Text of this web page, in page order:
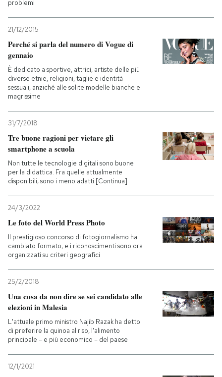
problemi
21/12/2015
Perché si parla del numero di Vogue di
gennaio
È dedicato a sportive, attrici, artiste delle più
diverse etnie, religioni, taglie e identità
sessuali, anziché alle solite modelle bianche e
magrissime
31/7/2018
Tre buone ragioni per vietare gli
smartphone a scuola
Non tutte le tecnologie digitali sono buone
per la didattica. Fra quelle attualmente
disponibili, sono i meno adatti [Continua]
24/3/2022
Le foto del World Press Photo
Il prestigioso concorso di fotogiornalismo ha
cambiato formato, e i riconoscimenti sono ora
organizzati su criteri geografici
25/2/2018
Una cosa da non dire se sei candidato alle
elezioni in Malesia
L'attuale primo ministro Najib Razak ha detto
di preferire la quinoa al riso, l'alimento
principale – e più economico – del paese
12/1/2021